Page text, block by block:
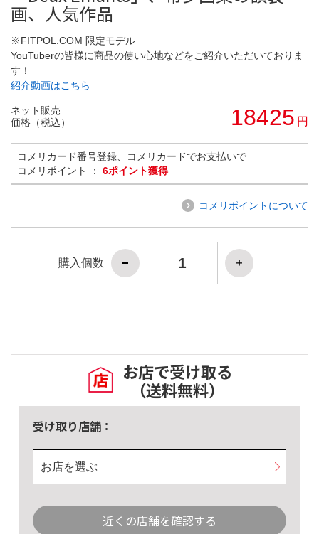
画、人気作品
※FITPOL.COM 限定モデル
YouTuberの皆様に商品の使い心地などをご紹介いただいておりま
す！
紹介動画はこちら
ネット販売
価格（税込）
18425 円
コメリカード番号登録、コメリカードでお支払いで
コメリポイント ： 6ポイント獲得
コメリポイントについて
購入個数
お店で受け取る
（送料無料）
受け取り店舗：
お店を選ぶ
近くの店舗を確認する